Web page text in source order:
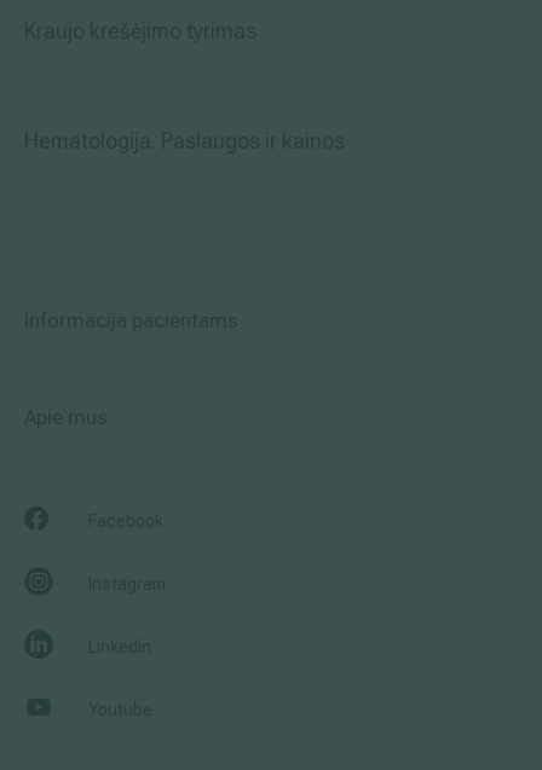
Kraujo krešėjimo tyrimas
Hematologija. Paslaugos ir kainos
Informacija pacientams
Apie mus
Facebook
Instagram
LinkedIn
Youtube